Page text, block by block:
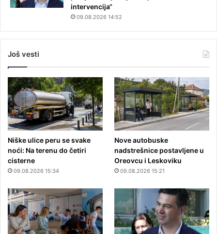
intervencija“
09.08.2026 14:52
Još vesti
Niške ulice peru se svake
noći: Na terenu do četiri
cisterne
09.08.2026 15:34
Nove autobuske
nadstrešnice postavljene u
Oreovcu i Leskoviku
09.08.2026 15:21